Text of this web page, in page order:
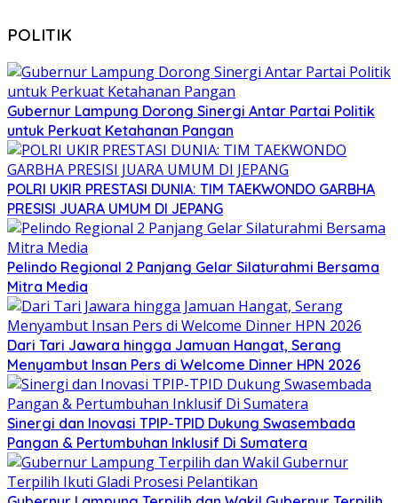
POLITIK
Gubernur Lampung Dorong Sinergi Antar Partai Politik
untuk Perkuat Ketahanan Pangan
POLRI UKIR PRESTASI DUNIA: TIM TAEKWONDO GARBHA
PRESISI JUARA UMUM DI JEPANG
Pelindo Regional 2 Panjang Gelar Silaturahmi Bersama
Mitra Media
Dari Tari Jawara hingga Jamuan Hangat, Serang
Menyambut Insan Pers di Welcome Dinner HPN 2026
Sinergi dan Inovasi TPIP-TPID Dukung Swasembada
Pangan & Pertumbuhan Inklusif Di Sumatera